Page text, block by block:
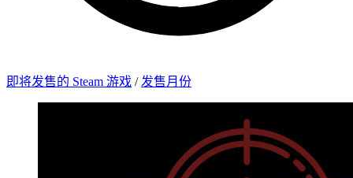
即将发售的 Steam 游戏 / 发售月份